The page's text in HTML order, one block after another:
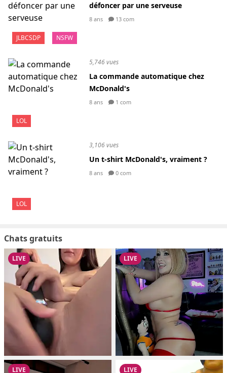
JLBCSDP NSFW
défoncer par une serveuse
8 ans 13 com
LOL
5,746 vues
La commande automatique chez
McDonald's
8 ans 1 com
LOL
3,106 vues
Un t-shirt McDonald's, vraiment ?
8 ans 0 com
Chats gratuits